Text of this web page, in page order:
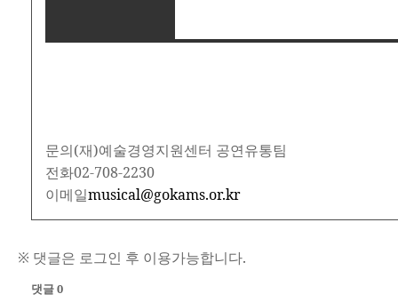
문의(재)예술경영지원센터 공연유통팀
전화02-708-2230
이메일musical@gokams.or.kr
※ 댓글은 로그인 후 이용가능합니다.
댓글 0